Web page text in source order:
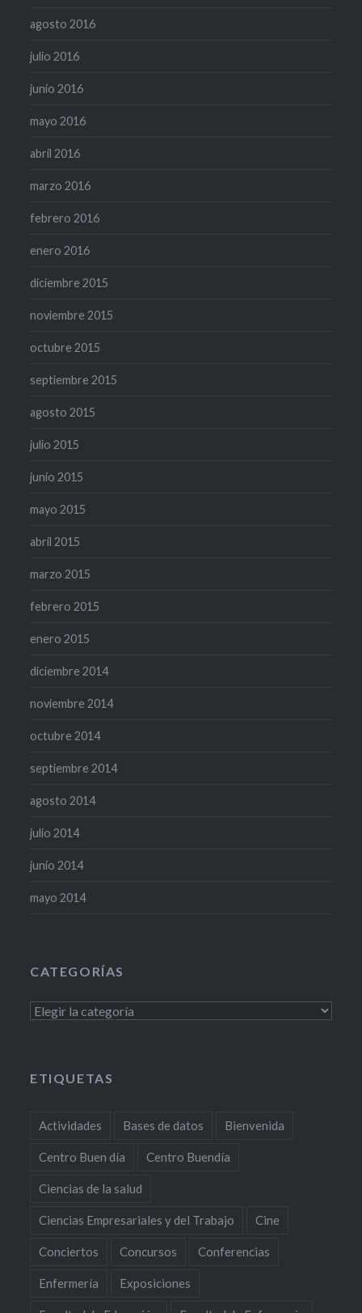
agosto 2016
julio 2016
junio 2016
mayo 2016
abril 2016
marzo 2016
febrero 2016
enero 2016
diciembre 2015
noviembre 2015
octubre 2015
septiembre 2015
agosto 2015
julio 2015
junio 2015
mayo 2015
abril 2015
marzo 2015
febrero 2015
enero 2015
diciembre 2014
noviembre 2014
octubre 2014
septiembre 2014
agosto 2014
julio 2014
junio 2014
mayo 2014
CATEGORÍAS
Categorías
ETIQUETAS
Actividades Bases de datos Bienvenida
Centro Buen día Centro Buendía
Ciencias de la salud
Ciencias Empresariales y del Trabajo Cine
Conciertos Concursos Conferencias
Enfermería Exposiciones